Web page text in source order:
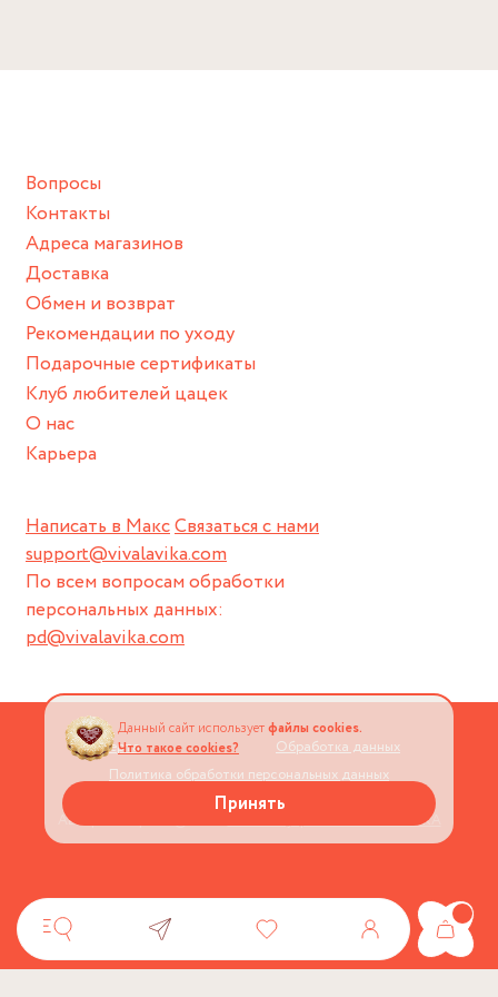
Написать в МаксСвязаться с нами
support@vivalavika.com
По всем вопросам обработки
персональных данных:
pd@vivalavika.com
Вопросы
Контакты
Адреса магазинов
Доставка
Обмен и возврат
Рекомендации по уходу
Подарочные сертификаты
Клуб любителей цацек
О нас
Карьера
Оферта
Обработка данных
Политика обработки персональных данных
Авторские права © 2026Магазин украшений VIVALAVIKA
Данный сайт используетфайлы cookies.
Что такое cookies?
Принять